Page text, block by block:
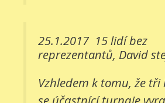
25.1.2017 15 lidí bez
reprezentantů, David
Vzhledem k tomu, že